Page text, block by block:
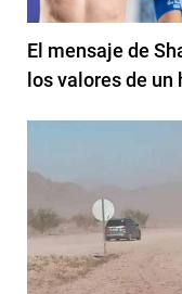
El mensaje de
los valores de